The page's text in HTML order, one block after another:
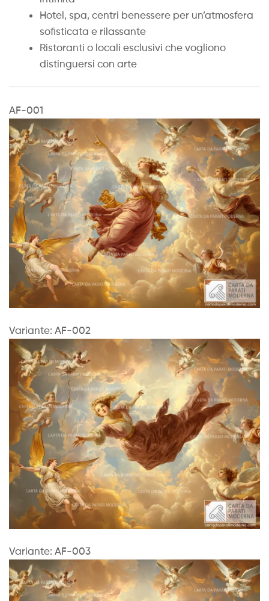
Hotel, spa, centri benessere per un’atmosfera
sofisticata e rilassante
Ristoranti o locali esclusivi che vogliono
distinguersi con arte
AF-001
Variante: AF-002
Variante: AF-003